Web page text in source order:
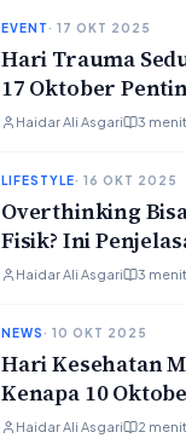
EVENT· 17 OKT 2025
Hari Trauma
17 Oktober
Haidar Ali Asgari 3
LIFESTYLE· 16 OKT 2025
Overthinking
Fisik? Ini
Haidar Ali Asgari 3
NEWS· 10 OKT 2025
Hari Kesehatan
Kenapa 10
Hari Peduli untuk
Haidar Ali Asgari 2